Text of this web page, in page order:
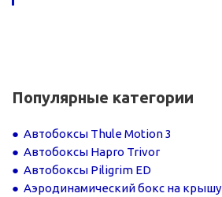
Популярные категории
Автобоксы Thule Motion 3
Автобоксы Hapro Trivor
Автобоксы Piligrim ED
Аэродинамический бокс на крышу